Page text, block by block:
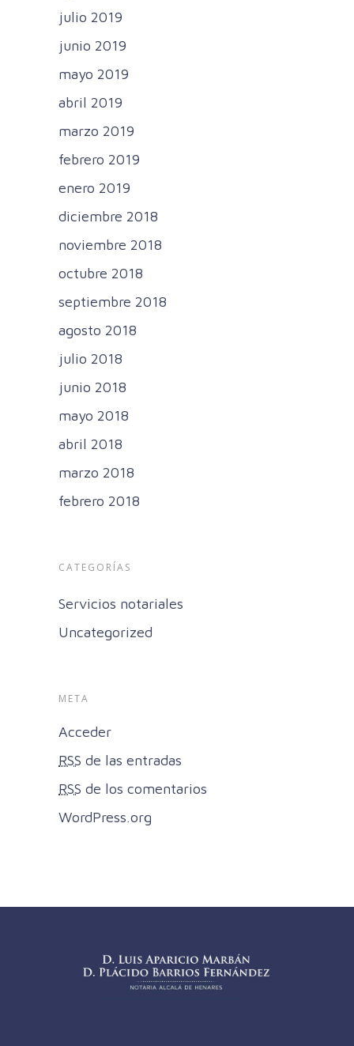
julio 2019
junio 2019
mayo 2019
abril 2019
marzo 2019
febrero 2019
enero 2019
diciembre 2018
noviembre 2018
octubre 2018
septiembre 2018
agosto 2018
julio 2018
junio 2018
mayo 2018
abril 2018
marzo 2018
febrero 2018
CATEGORÍAS
Servicios notariales
Uncategorized
META
Acceder
RSS de las entradas
RSS de los comentarios
WordPress.org